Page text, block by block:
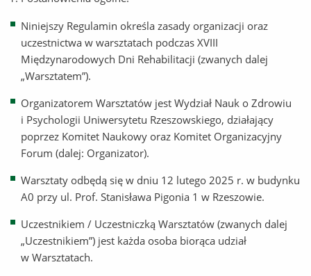
Niniejszy Regulamin określa zasady organizacji oraz
uczestnictwa w warsztatach podczas XVIII
Międzynarodowych Dni Rehabilitacji (zwanych dalej
„Warsztatem”).
Organizatorem Warsztatów jest Wydział Nauk o Zdrowiu
i Psychologii Uniwersytetu Rzeszowskiego, działający
poprzez Komitet Naukowy oraz Komitet Organizacyjny
Forum (dalej: Organizator).
Warsztaty odbędą się w dniu 12 lutego 2025 r. w budynku
A0 przy ul. Prof. Stanisława Pigonia 1 w Rzeszowie.
Uczestnikiem / Uczestniczką Warsztatów (zwanych dalej
„Uczestnikiem”) jest każda osoba biorąca udział
w Warsztatach.